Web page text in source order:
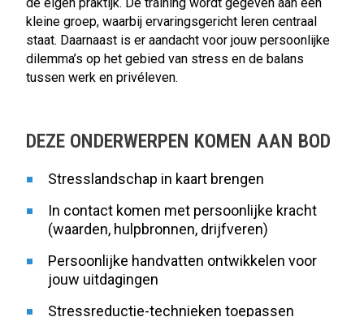
kleine groep, waarbij ervaringsgericht leren centraal
staat. Daarnaast is er aandacht voor jouw persoonlijke
dilemma’s op het gebied van stress en de balans
tussen werk en privéleven.
DEZE ONDERWERPEN KOMEN AAN BOD
Stresslandschap in kaart brengen
In contact komen met persoonlijke kracht
(waarden, hulpbronnen, drijfveren)
Persoonlijke handvatten ontwikkelen voor
jouw uitdagingen
Stressreductie-technieken toepassen